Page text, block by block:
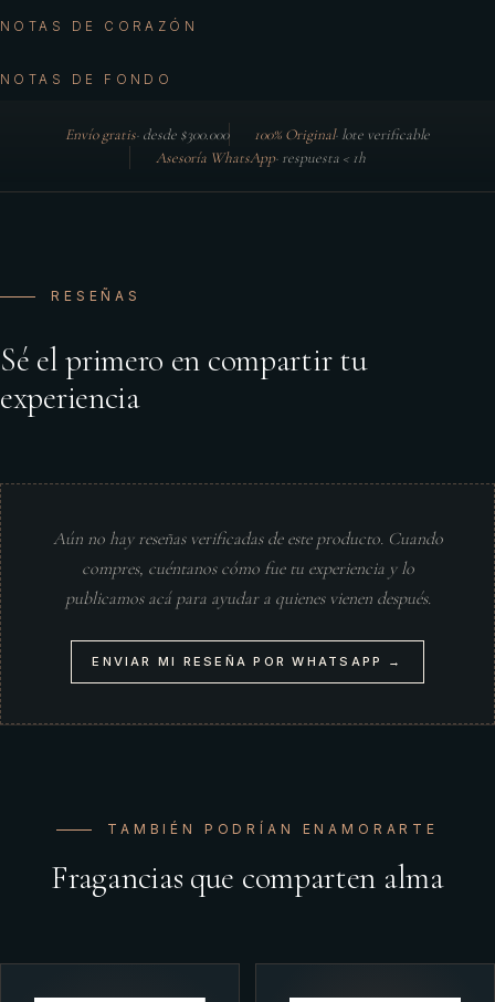
NOTAS DE CORAZÓN
NOTAS DE FONDO
Envío gratis· desde $300.000 100% Original· lote verificable
Asesoría WhatsApp· respuesta < 1h
RESEÑAS
Sé el primero en compartir tu
experiencia
Aún no hay reseñas verificadas de este producto. Cuando
compres, cuéntanos cómo fue tu experiencia y lo
publicamos acá para ayudar a quienes vienen después.
ENVIAR MI RESEÑA POR WHATSAPP →
TAMBIÉN PODRÍAN ENAMORARTE
Fragancias que comparten alma